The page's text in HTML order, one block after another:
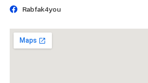
Rabfak4you